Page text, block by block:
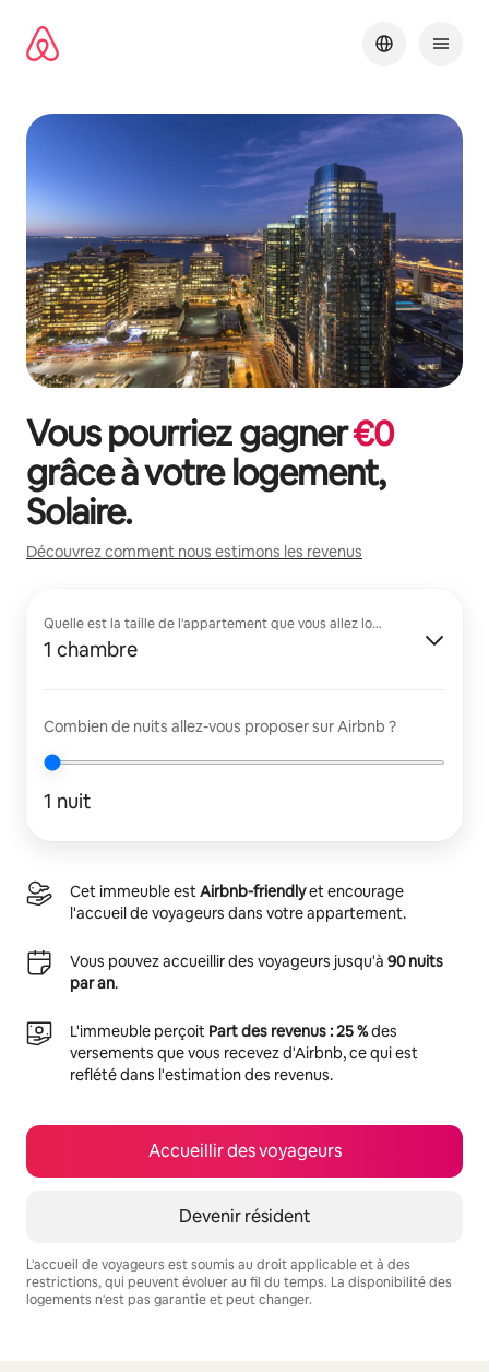
directement
Vous pourriez gagner€0
grâce à votre logement,
Solaire.
Découvrez comment nous estimons les revenus
Quelle est la taille de l'appartement que vous allez louer ?
1 chambre
Combien de nuits allez-vous proposer sur Airbnb ?
1 nuit
Cet immeuble estAirbnb-friendlyet encourage
l'accueil de voyageurs dans votre appartement.
Vous pouvez accueillir des voyageurs jusqu'à 90 nuits
par an.
L'immeuble perçoit Part des revenus : 25 %des
versements que vous recevez d'Airbnb, ce qui est
reflété dans l'estimation des revenus.
Accueillir des voyageurs
Devenir résident
L'accueil de voyageurs est soumis au droit applicable et à des
restrictions, qui peuvent évoluer au fil du temps. La disponibilité des
logements n'est pas garantie et peut changer.